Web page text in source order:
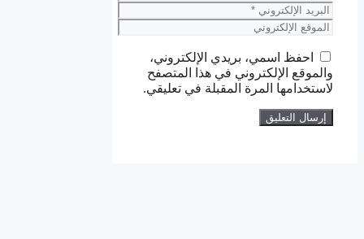
البريد
الإلكتروني
الموقع
احفظ اسمي، بريدي الإلكتروني،
والموقع الإلكتروني في هذا المتصفح
لاستخدامها المرة المقبلة في تعليقي.